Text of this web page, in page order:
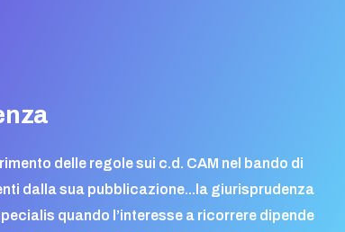
delle regole sui c.d. CAM nel bando di
dalla sua pubblicazione...l a giurisprudenza
quando l’interesse a ricorrere dipende